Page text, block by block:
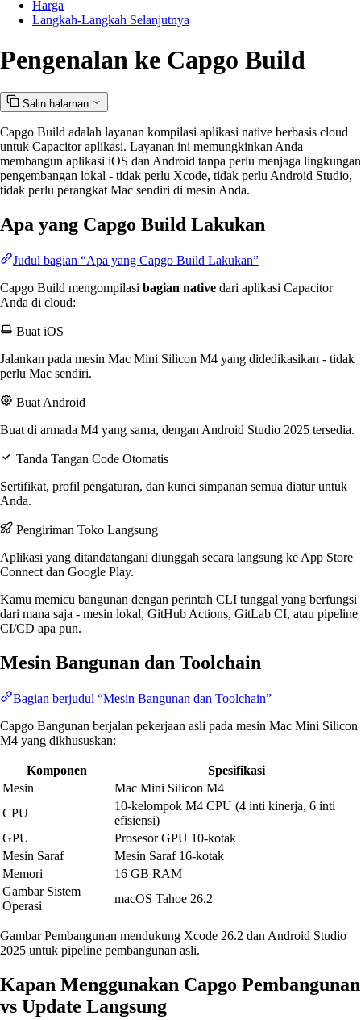
Harga
Langkah-Langkah Selanjutnya
Pengenalan ke Capgo Build
Salin halaman
Capgo Build adalah layanan kompilasi aplikasi native berbasis cloud
untuk Capacitor aplikasi. Layanan ini memungkinkan Anda
membangun aplikasi iOS dan Android tanpa perlu menjaga lingkungan
pengembangan lokal - tidak perlu Xcode, tidak perlu Android Studio,
tidak perlu perangkat Mac sendiri di mesin Anda.
Apa yang Capgo Build Lakukan
Judul bagian “Apa yang Capgo Build Lakukan”
Capgo Build mengompilasi bagian native dari aplikasi Capacitor
Anda di cloud:
Buat iOS
Jalankan pada mesin Mac Mini Silicon M4 yang didedikasikan - tidak
perlu Mac sendiri.
Buat Android
Buat di armada M4 yang sama, dengan Android Studio 2025 tersedia.
Tanda Tangan Code Otomatis
Sertifikat, profil pengaturan, dan kunci simpanan semua diatur untuk
Anda.
Pengiriman Toko Langsung
Aplikasi yang ditandatangani diunggah secara langsung ke App Store
Connect dan Google Play.
Kamu memicu bangunan dengan perintah CLI tunggal yang berfungsi
dari mana saja - mesin lokal, GitHub Actions, GitLab CI, atau pipeline
CI/CD apa pun.
Mesin Bangunan dan Toolchain
Bagian berjudul “Mesin Bangunan dan Toolchain”
Capgo Bangunan berjalan pekerjaan asli pada mesin Mac Mini Silicon
M4 yang dikhususkan:
Komponen
Spesifikasi
Mesin
Mac Mini Silicon M4
CPU
10-kelompok M4 CPU (4 inti kinerja, 6 inti
efisiensi)
GPU
Prosesor GPU 10-kotak
Mesin Saraf
Mesin Saraf 16-kotak
Memori
16 GB RAM
Gambar Sistem
Operasi
macOS Tahoe 26.2
Gambar Pembangunan mendukung Xcode 26.2 dan Android Studio
2025 untuk pipeline pembangunan asli.
Kapan Menggunakan Capgo Pembangunan
vs Update Langsung